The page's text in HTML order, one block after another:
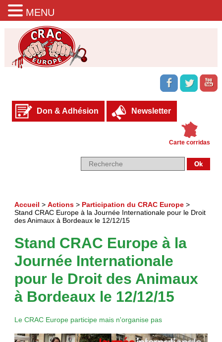
Don & Adhésion Newsletter
Carte corridas
Accueil > Actions> Participation du CRAC Europe>
Stand CRAC Europe à la Journée Internationale pour le Droit
des Animaux à Bordeaux le 12/12/15
Stand CRAC Europe à la
Journée Internationale
pour le Droit des Animaux
à Bordeaux le 12/12/15
Le CRAC Europe participe mais n'organise pas
MENU